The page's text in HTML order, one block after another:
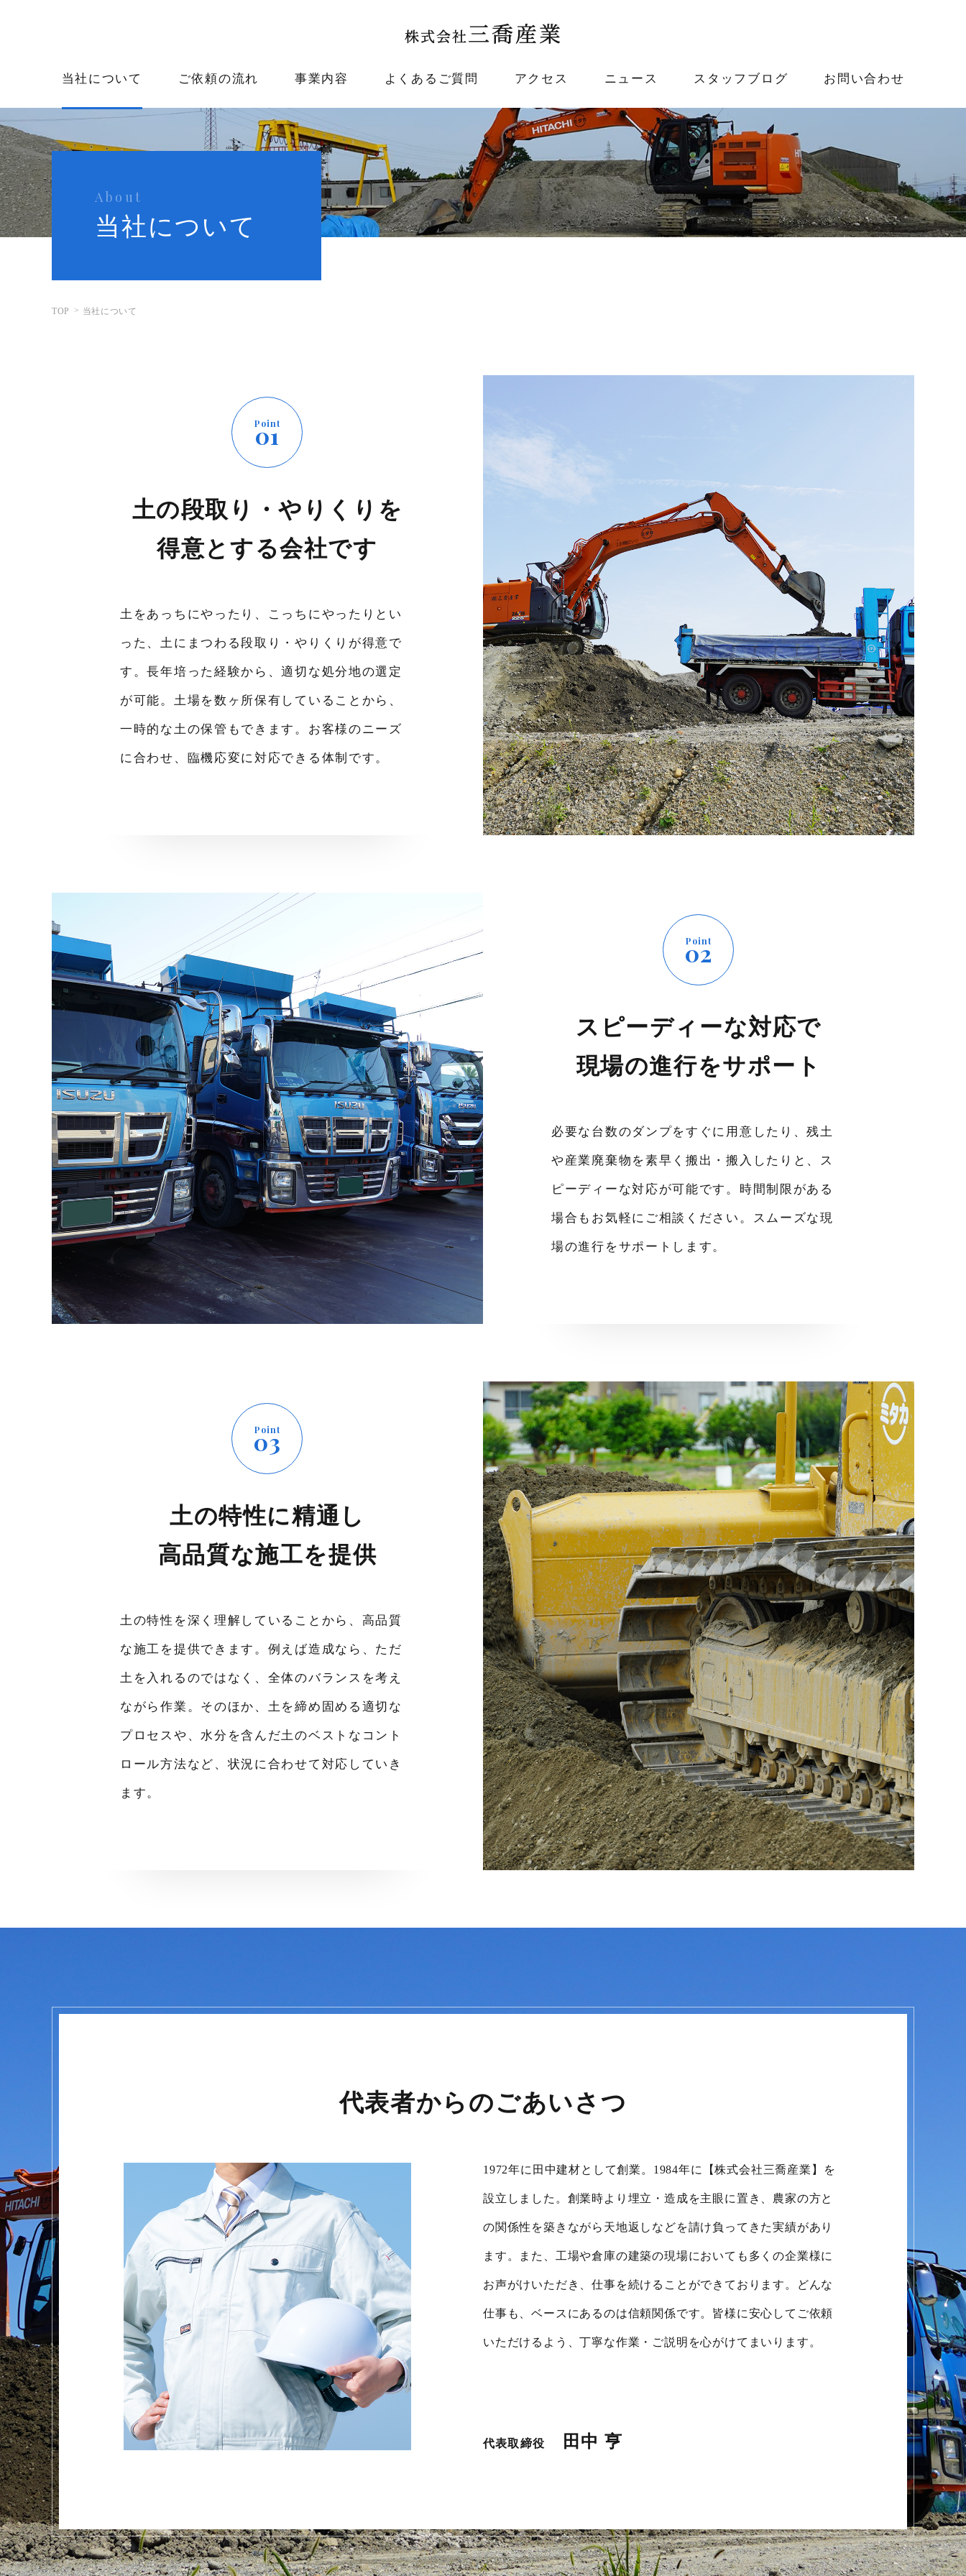
当社について ご依頼の流れ 事業内容 よくあるご質問 アクセス ニュース スタッフブログ お問い合わせ
About
当社について
TOP 当社について
Point
01
土の段取り・やりくりを
得意とする会社です
土をあっちにやったり、こっちにやったりとい
った、土にまつわる段取り・やりくりが得意で
す。長年培った経験から、適切な処分地の選定
が可能。土場を数ヶ所保有していることから、
一時的な土の保管もできます。お客様のニーズ
に合わせ、臨機応変に対応できる体制です。
Point
02
スピーディーな対応で
現場の進行をサポート
必要な台数のダンプをすぐに用意したり、残土
や産業廃棄物を素早く搬出・搬入したりと、ス
ピーディーな対応が可能です。時間制限がある
場合もお気軽にご相談ください。スムーズな現
場の進行をサポートします。
Point
03
土の特性に精通し
高品質な施工を提供
土の特性を深く理解していることから、高品質
な施工を提供できます。例えば造成なら、ただ
土を入れるのではなく、全体のバランスを考え
ながら作業。そのほか、土を締め固める適切な
プロセスや、水分を含んだ土のベストなコント
ロール方法など、状況に合わせて対応していき
ます。
代表者からのごあいさつ
1972年に田中建材として創業。1984年に【株式会社三喬産業】を
設立しました。創業時より埋立・造成を主眼に置き、農家の方と
の関係性を築きながら天地返しなどを請け負ってきた実績があり
ます。また、工場や倉庫の建築の現場においても多くの企業様に
お声がけいただき、仕事を続けることができております。どんな
仕事も、ベースにあるのは信頼関係です。皆様に安心してご依頼
いただけるよう、丁寧な作業・ご説明を心がけてまいります。
代表取締役 田中 亨